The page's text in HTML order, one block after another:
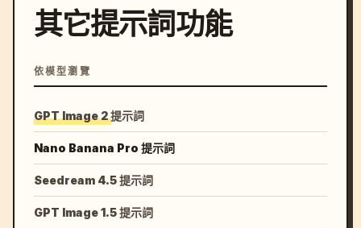
其它提示詞功能
依模型瀏覽
GPT Image 2 提示詞
Nano Banana Pro 提示詞
Seedream 4.5 提示詞
GPT Image 1.5 提示詞